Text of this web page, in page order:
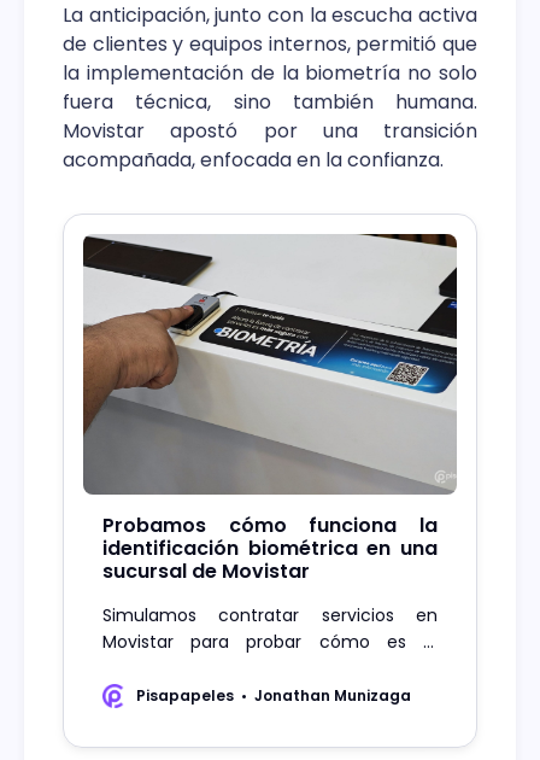
La anticipación, junto con la escucha activa
de clientes y equipos internos, permitió que
la implementación de la biometría no solo
fuera técnica, sino también humana.
Movistar apostó por una transición
acompañada, enfocada en la confianza.
Probamos cómo funciona la
identificación biométrica en una
sucursal de Movistar
Simulamos contratar servicios en
Movistar para probar cómo es el
que ya rige en todas las compañías.
Pisapapeles Jonathan Munizaga